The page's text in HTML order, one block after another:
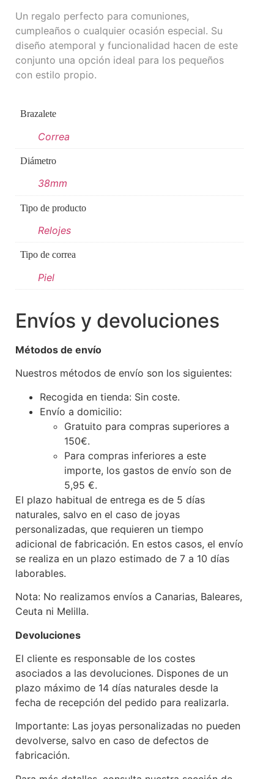
Un regalo perfecto para comuniones,
cumpleaños o cualquier ocasión especial. Su
diseño atemporal y funcionalidad hacen de este
conjunto una opción ideal para los pequeños
con estilo propio.
Brazalete
Correa
Diámetro
38mm
Tipo de producto
Relojes
Tipo de correa
Piel
Envíos y devoluciones
Métodos de envío
Nuestros métodos de envío son los siguientes:
Recogida en tienda: Sin coste.
Envío a domicilio:
Gratuito para compras superiores a
150€.
Para compras inferiores a este
importe, los gastos de envío son de
5,95 €.
El plazo habitual de entrega es de 5 días
naturales, salvo en el caso de joyas
personalizadas, que requieren un tiempo
adicional de fabricación. En estos casos, el envío
se realiza en un plazo estimado de 7 a 10 días
laborables.
Nota: No realizamos envíos a Canarias, Baleares,
Ceuta ni Melilla.
Devoluciones
El cliente es responsable de los costes
asociados a las devoluciones. Dispones de un
plazo máximo de 14 días naturales desde la
fecha de recepción del pedido para realizarla.
Importante: Las joyas personalizadas no pueden
devolverse, salvo en caso de defectos de
fabricación.